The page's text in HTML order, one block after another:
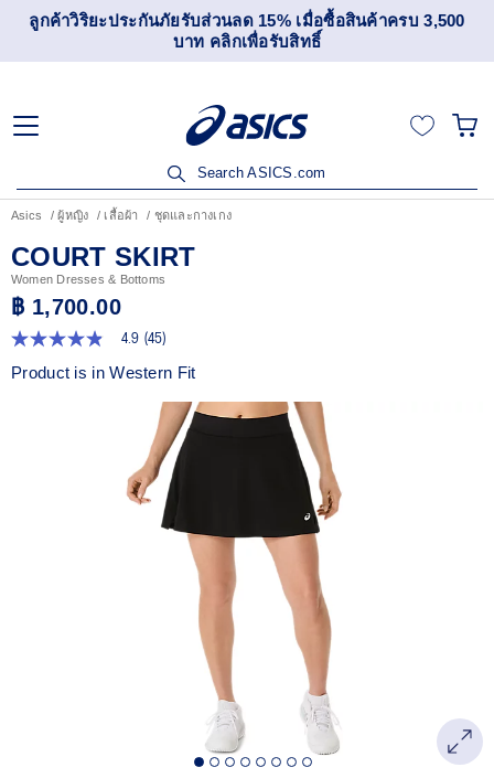
ลูกค้าวิริยะประกันภัยรับส่วนลด 15% เมื่อซื้อสินค้าครบ 3,500
บาท คลิกเพื่อรับสิทธิ์
Search ASICS.com
Asics ผู้หญิง เสื้อผ้า ชุดและกางเกง
COURT SKIRT
Women Dresses & Bottoms
฿ 1,700.00
4.9
จาก
5
4.9 (45)
Product is in Western Fit